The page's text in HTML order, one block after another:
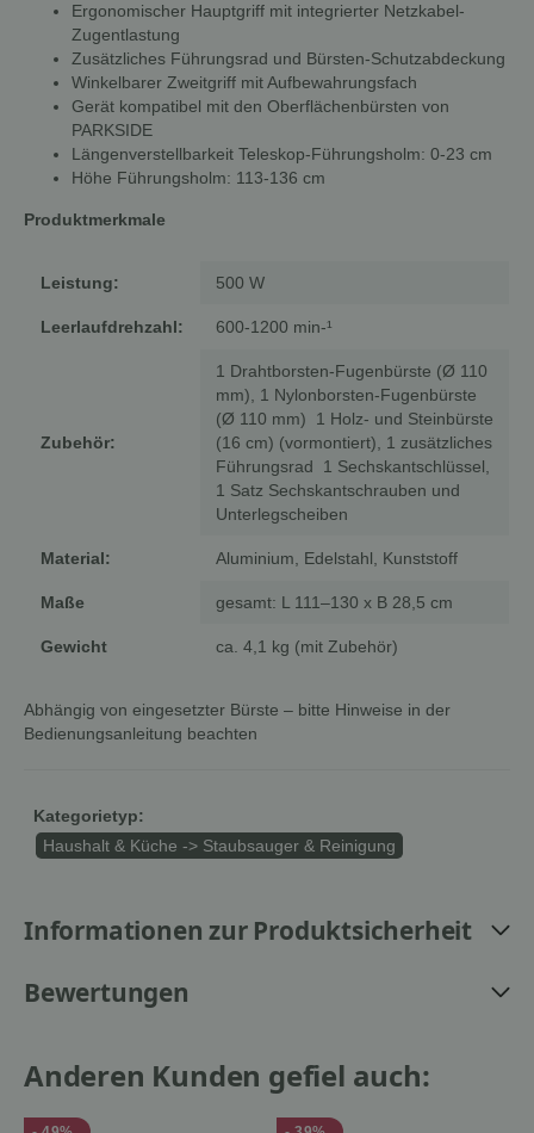
Ergonomischer Hauptgriff mit integrierter Netzkabel-
Zugentlastung
Zusätzliches Führungsrad und Bürsten-Schutzabdeckung
Winkelbarer Zweitgriff mit Aufbewahrungsfach
Gerät kompatibel mit den Oberflächenbürsten von
PARKSIDE
Längenverstellbarkeit Teleskop-Führungsholm: 0-23 cm
Höhe Führungsholm: 113-136 cm
Produktmerkmale
Leistung: 500 W
Leerlaufdrehzahl: 600-1200 min-¹
Zubehör:
1 Drahtborsten-Fugenbürste (Ø 110
mm), 1 Nylonborsten-Fugenbürste
(Ø 110 mm) 1 Holz- und Steinbürste
(16 cm) (vormontiert), 1 zusätzliches
Führungsrad 1 Sechskantschlüssel,
1 Satz Sechskantschrauben und
Unterlegscheiben
Material: Aluminium, Edelstahl, Kunststoff
Maße gesamt: L 111–130 x B 28,5 cm
Gewicht ca. 4,1 kg (mit Zubehör)
Abhängig von eingesetzter Bürste – bitte Hinweise in der
Bedienungsanleitung beachten
Kategorietyp:
Haushalt & Küche -> Staubsauger & Reinigung
Informationen zur Produktsicherheit
Bewertungen
Anderen Kunden gefiel auch: